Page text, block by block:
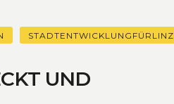
STADTENTWICKLUNGFÜRLINZ
UND